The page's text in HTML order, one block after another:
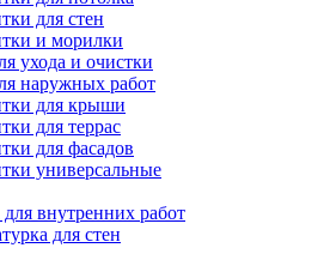
для стен
и морилки
ухода и очистки
наружных работ
для крыши
для террас
для фасадов
универсальные
внутренних работ
для стен